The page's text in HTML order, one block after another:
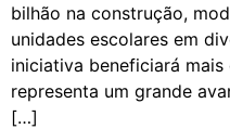
bilhão na construção,
unidades escolares em
iniciativa beneficiará
representa um grande
[…]